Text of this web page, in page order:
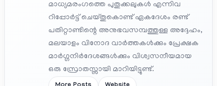
മാധ്യമരംഗത്തെ പുതുക്കലുകൾ എന്നിവ
റിപ്പോർട്ട് ചെയ്തുകൊണ്ട് ഏകദേശം രണ്ട്
പതിറ്റാണ്ടിന്റെ അനുഭവസമ്പത്തുള്ള അദ്ദേഹം,
മലയാളം വിനോദ വാർത്തകൾക്കും പ്രേക്ഷക
മാർഗ്ഗനിർദേശങ്ങൾക്കും വിശ്വസനീയമായ
ഒരു സ്രോതസ്സായി മാറിയിട്ടുണ്ട്.